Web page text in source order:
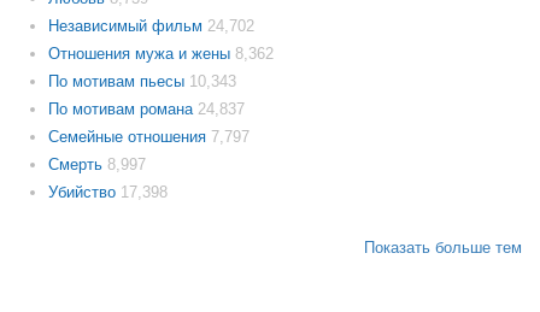
Независимый фильм 24,702
Отношения мужа и жены 8,362
По мотивам пьесы 10,343
По мотивам романа 24,837
Семейные отношения 7,797
Смерть 8,997
Убийство 17,398
Показать больше тем